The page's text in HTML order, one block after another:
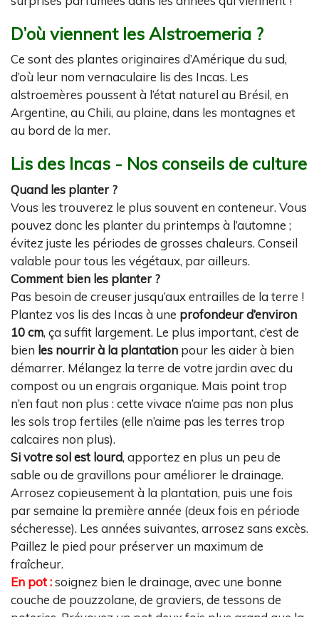
D’où viennent les Alstroemeria ?
Ce sont des plantes originaires d’Amérique du sud,
d’où leur nom vernaculaire lis des Incas. Les
alstroemères poussent à l’état naturel au Brésil, en
Argentine, au Chili, au plaine, dans les montagnes et
au bord de la mer.
Lis des Incas - Nos conseils de culture
Quand les planter ?
Vous les trouverez le plus souvent en conteneur. Vous
pouvez donc les planter du printemps à l’automne ;
évitez juste les périodes de grosses chaleurs. Conseil
valable pour tous les végétaux, par ailleurs.
Comment bien les planter ?
Pas besoin de creuser jusqu’aux entrailles de la terre !
Plantez vos lis des Incas à une profondeur d’environ
10 cm, ça suffit largement. Le plus important, c’est de
bien les nourrir à la plantation pour les aider à bien
démarrer. Mélangez la terre de votre jardin avec du
compost ou un engrais organique. Mais point trop
n’en faut non plus : cette vivace n’aime pas non plus
les sols trop fertiles (elle n’aime pas les terres trop
calcaires non plus).
Si votre sol est lourd, apportez en plus un peu de
sable ou de gravillons pour améliorer le drainage.
Arrosez copieusement à la plantation, puis une fois
par semaine la première année (deux fois en période
sécheresse). Les années suivantes, arrosez sans excès.
Paillez le pied pour préserver un maximum de
fraîcheur.
En pot :soignez bien le drainage, avec une bonne
couche de pouzzolane, de graviers, de tessons de